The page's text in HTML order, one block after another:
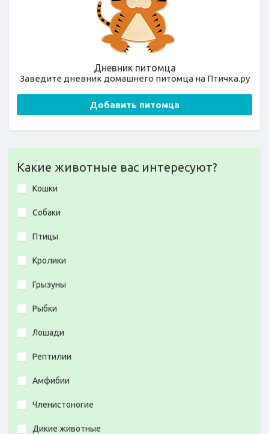
Дневник питомца
Заведите дневник домашнего питомца на Птичка.ру
Добавить питомца
Какие животные вас интересуют?
Кошки
Собаки
Птицы
Кролики
Грызуны
Рыбки
Лошади
Рептилии
Амфибии
Членистоногие
Дикие животные